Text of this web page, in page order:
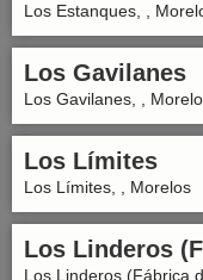
Los Estanques, ,
Los Gavilanes
Los Gavilanes, ,
Los Límites
Los Límites, , Morelos
Los Linderos
Los Linderos (Fábrica